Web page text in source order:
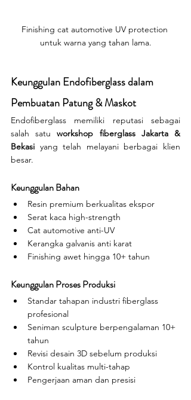
Finishing cat automotive UV protection
untuk warna yang tahan lama.
Keunggulan Endofiberglass dalam
Pembuatan Patung & Maskot
Endofiberglass memiliki reputasi sebagai
salah satu workshop fiberglass Jakarta &
Bekasi yang telah melayani berbagai klien
besar.
Keunggulan Bahan
Resin premium berkualitas ekspor
Serat kaca high-strength
Cat automotive anti-UV
Kerangka galvanis anti karat
Finishing awet hingga 10+ tahun
Keunggulan Proses Produksi
Standar tahapan industri fiberglass
profesional
Seniman sculpture berpengalaman 10+
tahun
Revisi desain 3D sebelum produksi
Kontrol kualitas multi-tahap
Pengerjaan aman dan presisi